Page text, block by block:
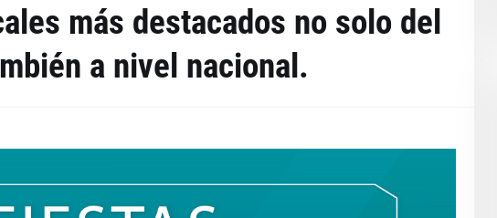
más destacados no solo del
a nivel nacional.